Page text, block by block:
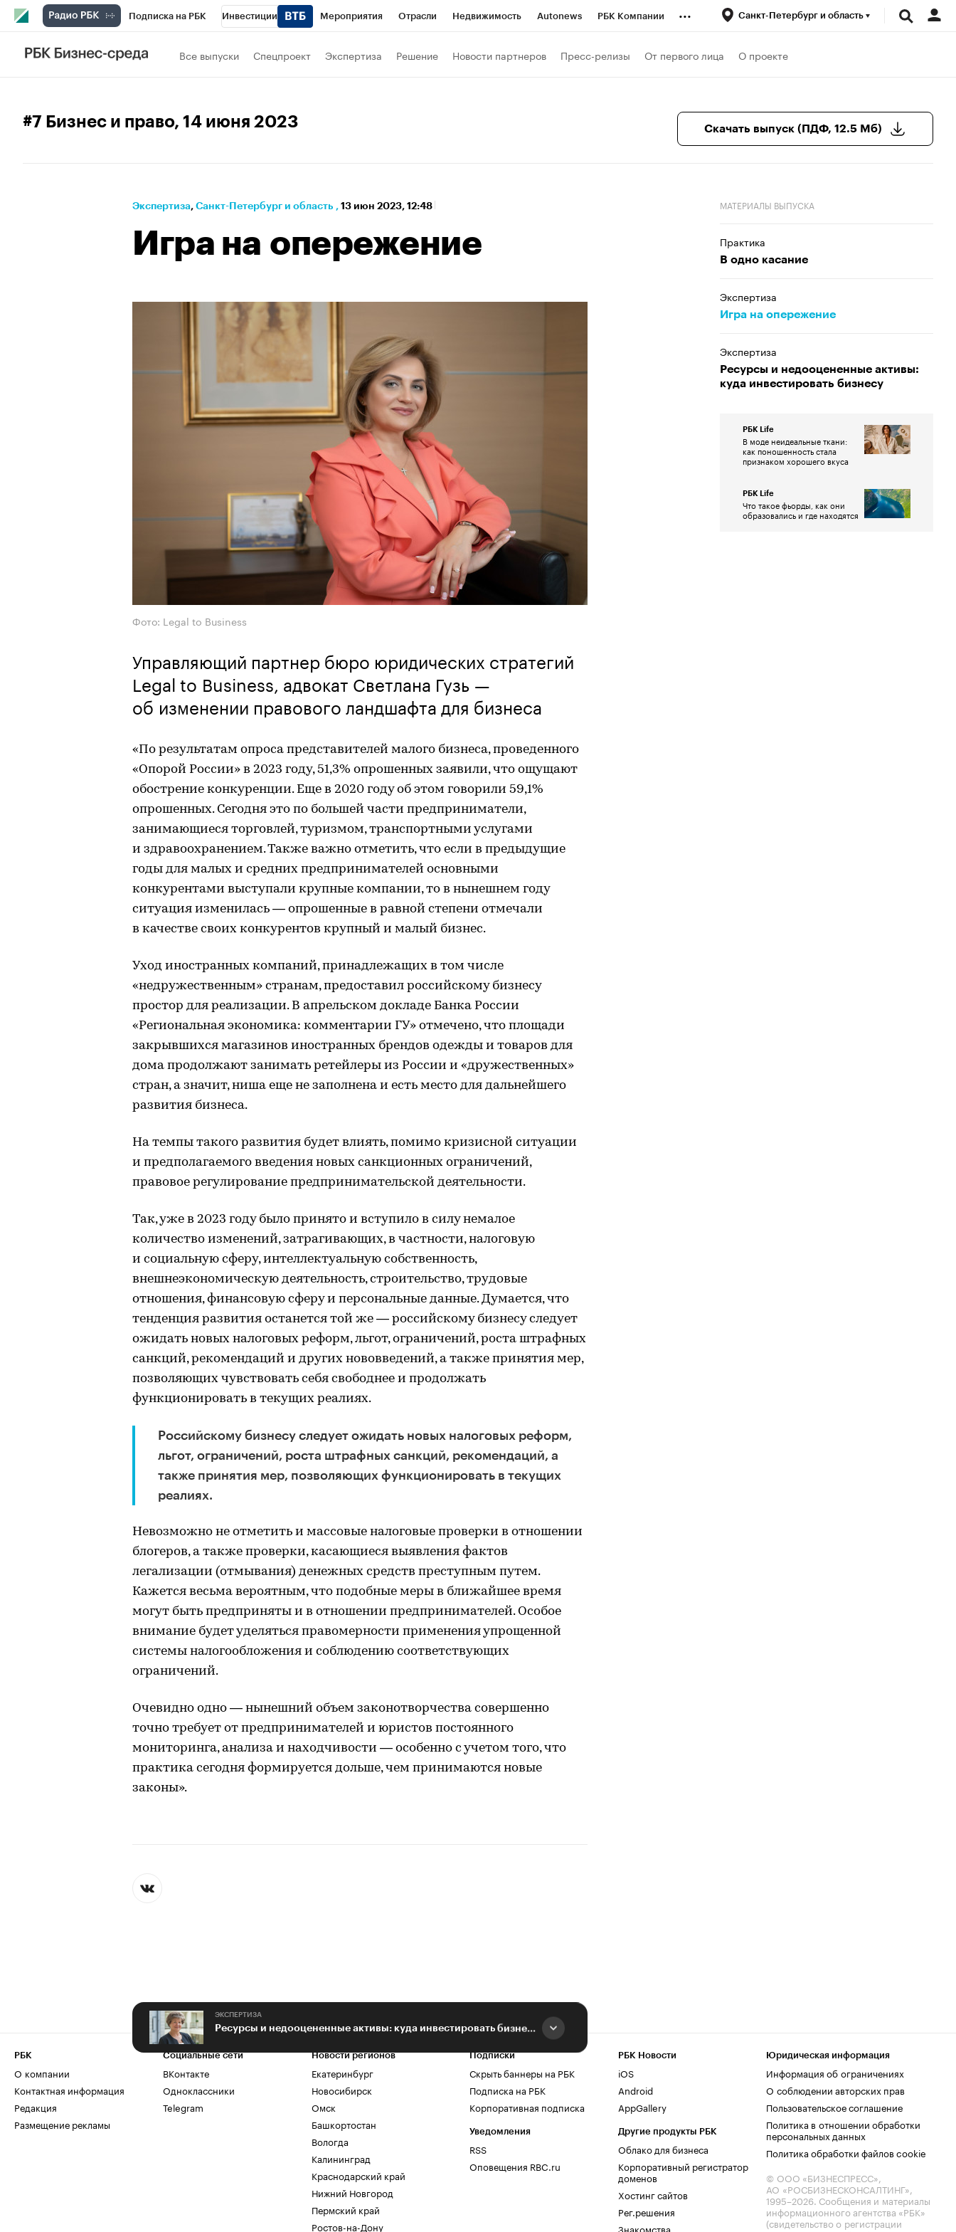
Подписка на РБК Инвестиции Мероприятия Отрасли Недвижимость Autonews РБК Компании
Телеканал
... Санкт-Петербург и область
Все выпуски Спецпроект Экспертиза Решение Новости партнеров Пресс-релизы От первого лица О проекте
#7 Бизнес и право, 14 июня 2023 Скачать выпуск (ПДФ, 12.5 Мб)
Экспертиза⁠, Санкт-Петербург и область , 13 июн 2023, 12:48
Игра на опережение
Фото: Legal to Business
Управляющий партнер бюро юридических стратегий
Legal to Business, адвокат Светлана Гузь —
об изменении правового ландшафта для бизнеса
«По результатам опроса представителей малого бизнеса, проведенного
«Опорой России» в 2023 году, 51,3% опрошенных заявили, что ощущают
обострение конкуренции. Еще в 2020 году об этом говорили 59,1%
опрошенных. Сегодня это по большей части предприниматели,
занимающиеся торговлей, туризмом, транспортными услугами
и здравоохранением. Также важно отметить, что если в предыдущие
годы для малых и средних предпринимателей основными
конкурентами выступали крупные компании, то в нынешнем году
ситуация изменилась — опрошенные в равной степени отмечали
в качестве своих конкурентов крупный и малый бизнес.
Уход иностранных компаний, принадлежащих в том числе
«недружественным» странам, предоставил российскому бизнесу
простор для реализации. В апрельском докладе Банка России
«Региональная экономика: комментарии ГУ» отмечено, что площади
закрывшихся магазинов иностранных брендов одежды и товаров для
дома продолжают занимать ретейлеры из России и «дружественных»
стран, а значит, ниша еще не заполнена и есть место для дальнейшего
развития бизнеса.
На темпы такого развития будет влиять, помимо кризисной ситуации
и предполагаемого введения новых санкционных ограничений,
правовое регулирование предпринимательской деятельности.
Так, уже в 2023 году было принято и вступило в силу немалое
количество изменений, затрагивающих, в частности, налоговую
и социальную сферу, интеллектуальную собственность,
внешнеэкономическую деятельность, строительство, трудовые
отношения, финансовую сферу и персональные данные. Думается, что
тенденция развития останется той же — российскому бизнесу следует
ожидать новых налоговых реформ, льгот, ограничений, роста штрафных
санкций, рекомендаций и других нововведений, а также принятия мер,
позволяющих чувствовать себя свободнее и продолжать
функционировать в текущих реалиях.
Российскому бизнесу следует ожидать новых налоговых реформ,
льгот, ограничений, роста штрафных санкций, рекомендаций, а
также принятия мер, позволяющих функционировать в текущих
реалиях.
Невозможно не отметить и массовые налоговые проверки в отношении
блогеров, а также проверки, касающиеся выявления фактов
легализации (отмывания) денежных средств преступным путем.
Кажется весьма вероятным, что подобные меры в ближайшее время
могут быть предприняты и в отношении предпринимателей. Особое
внимание будет уделяться правомерности применения упрощенной
системы налогообложения и соблюдению соответствующих
ограничений.
Очевидно одно — нынешний объем законотворчества совершенно
точно требует от предпринимателей и юристов постоянного
мониторинга, анализа и находчивости — особенно с учетом того, что
практика сегодня формируется дольше, чем принимаются новые
законы».
ЭКСПЕРТИЗА
Ресурсы и недооцененные активы: куда инвестировать бизнесу
МАТЕРИАЛЫ ВЫПУСКА
Практика
В одно касание
Экспертиза
Игра на опережение
Экспертиза
Ресурсы и недооцененные активы:
куда инвестировать бизнесу
РБК Life
В моде неидеальные ткани:
как поношенность стала
признаком хорошего вкуса
РБК Life
Что такое фьорды, как они
образовались и где находятся
РБК
О компании
Контактная информация
Редакция
Размещение рекламы
Социальные сети
ВКонтакте
Одноклассники
Telegram
Новости регионов
Екатеринбург
Новосибирск
Омск
Башкортостан
Вологда
Калининград
Краснодарский край
Нижний Новгород
Пермский край
Ростов-на-Дону
Подписки
Скрыть баннеры на РБК
Подписка на РБК
Корпоративная подписка
Уведомления
RSS
Оповещения RBC.ru
РБК Новости
iOS
Android
AppGallery
Другие продукты РБК
Облако для бизнеса
Корпоративный регистратор
доменов
Хостинг сайтов
Рег.решения
Знакомства
Юридическая информация
Информация об ограничениях
О соблюдении авторских прав
Пользовательское соглашение
Политика в отношении обработки
персональных данных
Политика обработки файлов cookie
© ООО «БИЗНЕСПРЕСС»,
АО «РОСБИЗНЕСКОНСАЛТИНГ»,
1995–2026. Сообщения и материалы
информационного агентства «РБК»
(свидетельство о регистрации